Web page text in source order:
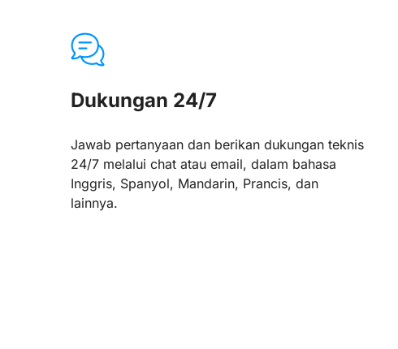
Dukungan 24/7
Jawab pertanyaan dan berikan dukungan teknis
24/7 melalui chat atau email, dalam bahasa
Inggris, Spanyol, Mandarin, Prancis, dan
lainnya.